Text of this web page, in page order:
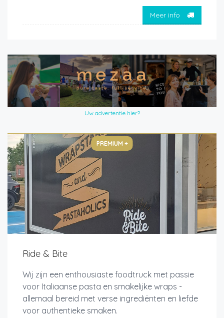
Meer info
Uw advertentie hier?
PREMIUM +
Ride & Bite
Wij zijn een enthousiaste foodtruck met passie
voor Italiaanse pasta en smakelijke wraps -
allemaal bereid met verse ingrediënten en liefde
voor authentieke smaken.